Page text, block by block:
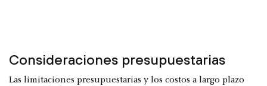
Consideraciones presupuestarias
Las limitaciones presupuestarias y los costos a largo plazo